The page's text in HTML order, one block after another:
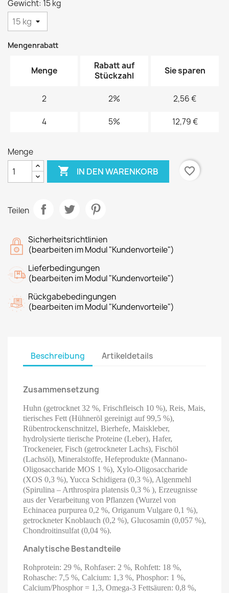
Gewicht: 15 kg
Mengenrabatt
Menge
Rabatt auf
Stückzahl
Sie sparen
2 2% 2,56 €
4 5% 12,79 €
Menge
 IN DEN WARENKORB favorite_border
Teilen
Sicherheitsrichtlinien
(bearbeiten im Modul "Kundenvorteile")
Lieferbedingungen
(bearbeiten im Modul "Kundenvorteile")
Rückgabebedingungen
(bearbeiten im Modul "Kundenvorteile")
Beschreibung Artikeldetails
Zusammensetzung
Huhn (getrocknet 32 ​​%, Frischfleisch 10 %), Reis, Mais,
tierisches Fett (Hühneröl gereinigt auf 99,5 %),
Rübentrockenschnitzel, Bierhefe, Maiskleber,
hydrolysierte tierische Proteine ​​(Leber), Hafer,
Trockeneier, Fisch (getrockneter Lachs), Fischöl
(Lachsöl), Mineralstoffe, Hefeprodukte (Mannano-
Oligosaccharide MOS 1 %), Xylo-Oligosaccharide
(XOS 0,3 %), Yucca Schidigera (0,3 %), Algenmehl
(Spirulina – Arthrospira platensis 0,3 % ), Erzeugnisse
aus der Verarbeitung von Pflanzen (Wurzel von
Echinacea purpurea 0,2 %, Origanum Vulgare 0,1 %),
getrockneter Knoblauch (0,2 %), Glucosamin (0,057 %),
Chondroitinsulfat (0,04 %).
AnalytischeBestandteile
Rohprotein: 29 %, Rohfaser: 2 %, Rohfett: 18 %,
Rohasche: 7,5 %, Calcium: 1,3 %, Phosphor: 1 %,
Calcium/Phosphor = 1,3, Omega-3 Fettsäuren: 0,8 %,